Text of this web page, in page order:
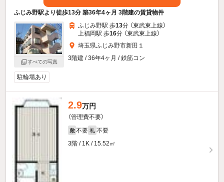
ふじみ野駅より徒歩13分 築36年4ヶ月 3階建の賃貸物件
すべての写真
ふじみ野駅 歩13分 （東武東上線）
上福岡駅 歩16分 （東武東上線）
埼玉県ふじみ野市新田１
3階建 / 36年4ヶ月 / 鉄筋コン
駐輪場あり
2.9万円
（管理費不要）
敷 不要 礼 不要
3階 / 1K / 15.52㎡